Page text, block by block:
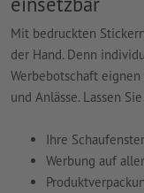
Mit bedruckten
der Hand. Denn
Werbebotschaft
und Anlässe. Lassen
Ihre
Werbung auf